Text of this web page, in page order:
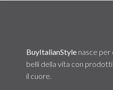
BuyItalianStyle nasce per
belli della vita con
il cuore.